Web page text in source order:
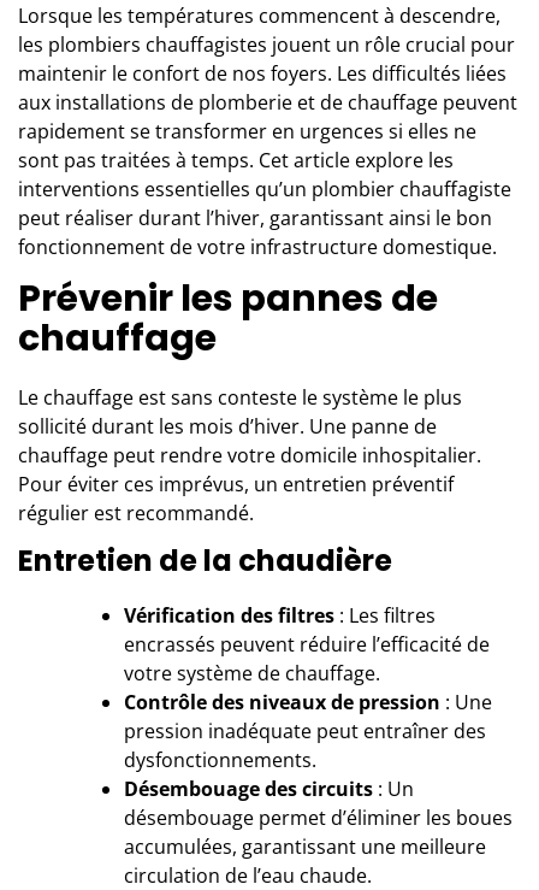
Lorsque les températures commencent à descendre,
les plombiers chauffagistes jouent un rôle crucial pour
maintenir le confort de nos foyers. Les difficultés liées
aux installations de plomberie et de chauffage peuvent
rapidement se transformer en urgences si elles ne
sont pas traitées à temps. Cet article explore les
interventions essentielles qu’un plombier chauffagiste
peut réaliser durant l’hiver, garantissant ainsi le bon
fonctionnement de votre infrastructure domestique.
Prévenir les pannes de
chauffage
Le chauffage est sans conteste le système le plus
sollicité durant les mois d’hiver. Une panne de
chauffage peut rendre votre domicile inhospitalier.
Pour éviter ces imprévus, un entretien préventif
régulier est recommandé.
Entretien de la chaudière
Vérification des filtres : Les filtres
encrassés peuvent réduire l’efficacité de
votre système de chauffage.
Contrôle des niveaux de pression : Une
pression inadéquate peut entraîner des
dysfonctionnements.
Désembouage des circuits : Un
désembouage permet d’éliminer les boues
accumulées, garantissant une meilleure
circulation de l’eau chaude.